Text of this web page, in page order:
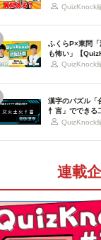
QuizKnock
ふくらP×東問
も怖い」【
QuizKnock
漢字のパズル「
忄言」でできる
QuizKnock
連載